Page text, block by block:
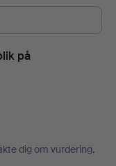
på
dig om vurdering.